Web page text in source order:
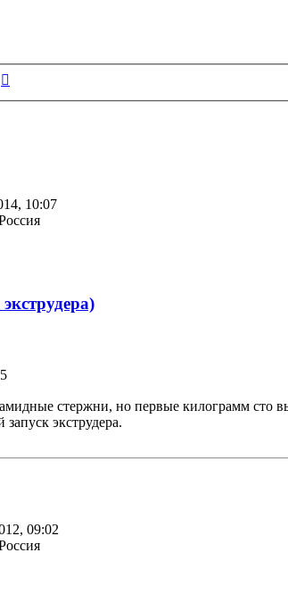
10:07
стержни, но первые килограмм сто
экструдера.
09:02